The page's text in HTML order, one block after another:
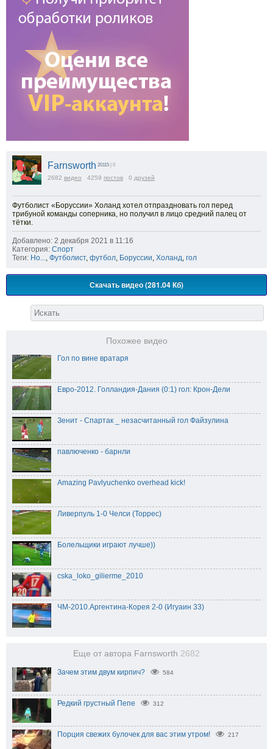
Farnsworth 20115 | 0
2682 видео 4259 постов 0 друзей
Футболист «Боруссии» Холанд хотел отпраздновать гол перед
трибуной команды соперника, но получил в лицо средний палец от
тётки.
Добавлено: 2 декабря 2021 в 11:16
Категория: Спорт
Теги: Но..., Футболист, футбол, Боруссии, Холанд, гол
Скачать видео (281.04 Кб)
Похожее видео
Гол по вине вратаря
Евро-2012. Голландия-Дания (0:1) гол: Крон-Дели
Зенит - Спартак _ незасчитанный гол Файзулина
павлюченко - барнли
Amazing Pavlyuchenko overhead kick!
Ливерпуль 1-0 Челси (Торрес)
Болельщики играют лучше))
cska_loko_gilierme_2010
ЧМ-2010.Аргентина-Корея 2-0 (Игуаин 33)
Еще от автора Farnsworth 2682
Зачем этим двум кирпич? 584
Редкий грустный Пепе 312
Порция свежих булочек для вас этим утром! 217